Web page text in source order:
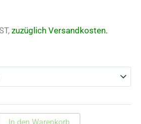
zuzüglich Versandkosten.
In den Warenkorb